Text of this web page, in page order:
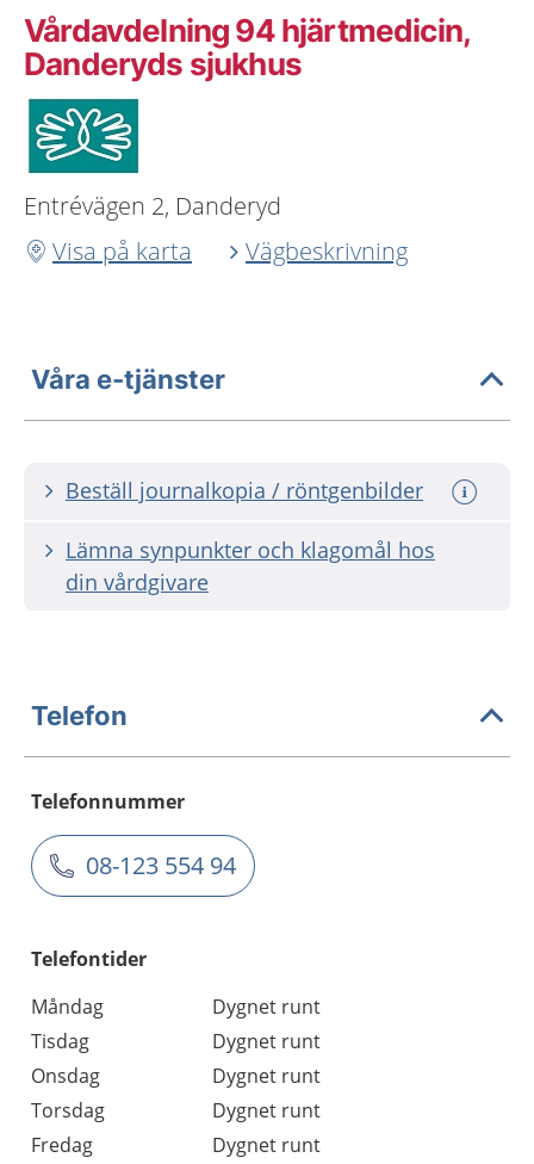
Vårdavdelning 94 hjärtmedicin,
Danderyds sjukhus
Entrévägen 2, Danderyd
Visa på karta
Vägbeskrivning
Våra e-tjänster
Beställ journalkopia / röntgenbilder
Lämna synpunkter och klagomål hos
din vårdgivare
Telefon
Telefonnummer
08-123 554 94
Telefontider
Måndag
Dygnet runt
Tisdag
Dygnet runt
Onsdag
Dygnet runt
Torsdag
Dygnet runt
Fredag
Dygnet runt